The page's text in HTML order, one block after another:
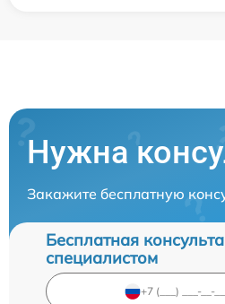
Нужна
Закажите бесплатную
Бесплатная
специалистом